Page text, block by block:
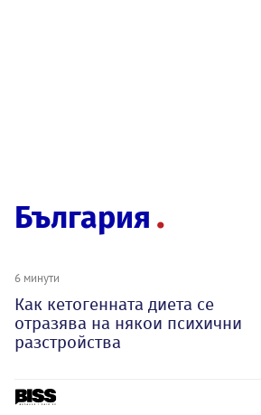
България
6 минути
Как кетогенната диета се
отразява на някои психични
разстройства